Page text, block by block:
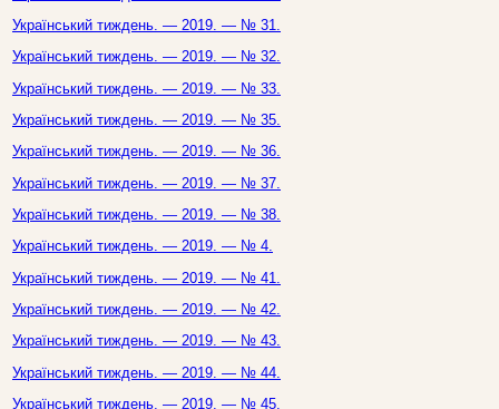
Український тиждень. — 2019. — № 31.
Український тиждень. — 2019. — № 32.
Український тиждень. — 2019. — № 33.
Український тиждень. — 2019. — № 35.
Український тиждень. — 2019. — № 36.
Український тиждень. — 2019. — № 37.
Український тиждень. — 2019. — № 38.
Український тиждень. — 2019. — № 4.
Український тиждень. — 2019. — № 41.
Український тиждень. — 2019. — № 42.
Український тиждень. — 2019. — № 43.
Український тиждень. — 2019. — № 44.
Український тиждень. — 2019. — № 45.